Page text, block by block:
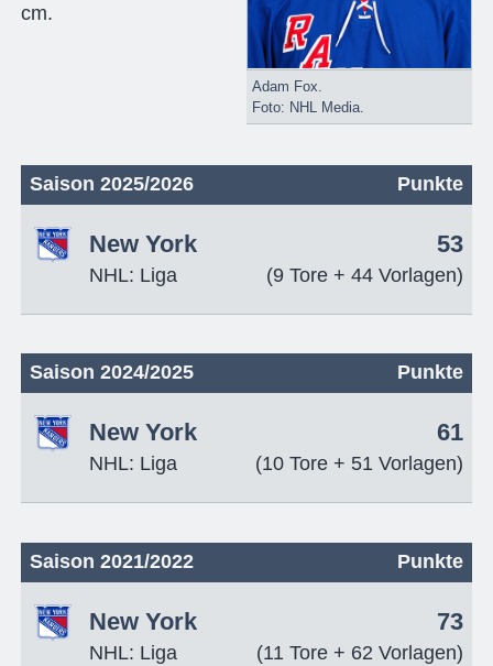
Adam Fox.
Foto: NHL Media.
cm.
Saison 2025/2026 Punkte
New York
NHL: Liga
53
(9 Tore + 44 Vorlagen)
Saison 2024/2025 Punkte
New York
NHL: Liga
61
(10 Tore + 51 Vorlagen)
Saison 2021/2022 Punkte
New York
NHL: Liga
73
(11 Tore + 62 Vorlagen)